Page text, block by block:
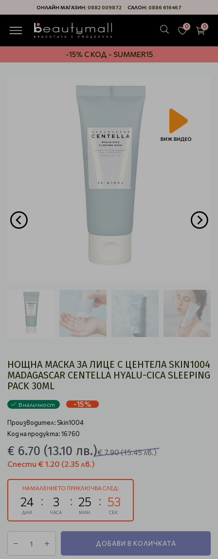
ОНЛАЙН МАГАЗИН: 0882 009872 САЛОН: 0886 616467
0 0
-15% С КОД - SUMMER15
НОЩНА МАСКА ЗА ЛИЦЕ С ЦЕНТЕЛА SKIN1004
MADAGASCAR CENTELLA HYALU-CICA SLEEPING
PACK 30ML
В наличност -15%
Производител: Skin1004
Код на продукта: 16760
€ 6.70 (13.10 лв.)€ 7.90(15.45 лв.)
Спести € 1.20 (2.35 лв.)
НАМАЛЕНИЕТО ПРИКЛЮЧВА СЛЕД:
24
ДНИ
3
ЧАСА
25
МИН.
53
СЕК.
ДОБАВИ В КОЛИЧКАТА